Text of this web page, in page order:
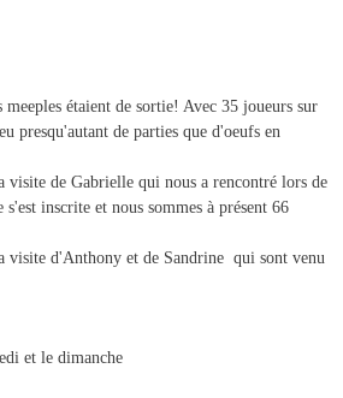
meeples étaient de sortie! Avec 35 joueurs sur
presqu'autant de parties que d'oeufs en
visite de Gabrielle qui nous a rencontré lors de
inscrite et nous sommes à présent 66
visite d'Anthony et de Sandrine qui sont venu
et le dimanche